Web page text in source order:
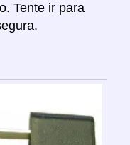
Tente ir para